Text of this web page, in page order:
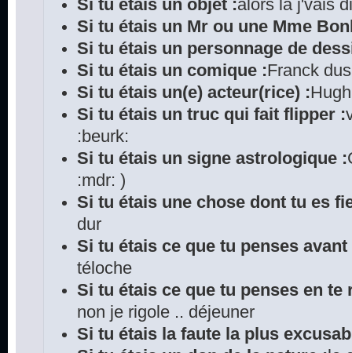
Si tu étais un objet :alors là j'vais
Si tu étais un Mr ou une Mme
Si tu étais un personnage de
Si tu étais un comique :Franck
Si tu étais un(e) acteur(rice) :
Si tu étais un truc qui fait flipper :
:beurk:
Si tu étais un signe astrologique :
:mdr: )
Si tu étais une chose dont tu es
dur
Si tu étais ce que tu penses
téloche
Si tu étais ce que tu penses en te
non je rigole .. déjeuner
Si tu étais la faute la plus